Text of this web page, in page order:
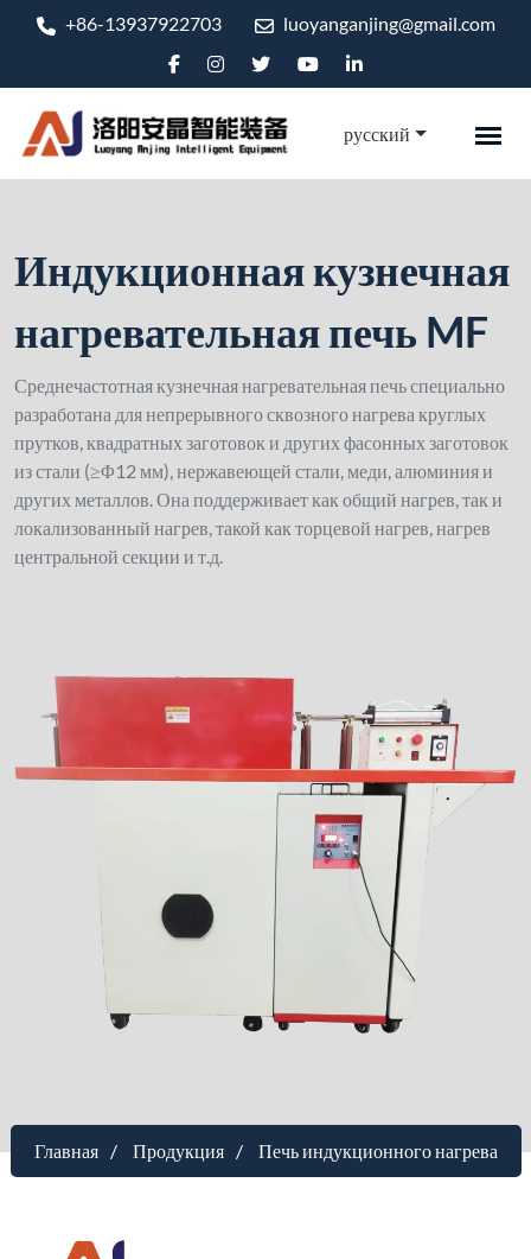
+86-13937922703 luoyanganjing@gmail.com
русский
Индукционная кузнечная
нагревательная печь MF
Среднечастотная кузнечная нагревательная печь специально
разработана для непрерывного сквозного нагрева круглых
прутков, квадратных заготовок и других фасонных заготовок
из стали (≥Φ12 мм), нержавеющей стали, меди, алюминия и
других металлов. Она поддерживает как общий нагрев, так и
локализованный нагрев, такой как торцевой нагрев, нагрев
центральной секции и т.д.
Главная Продукция Печь индукционного нагрева